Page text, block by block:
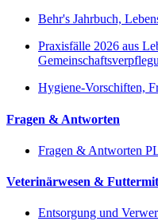
Behr's Jahrbuch,
Praxisfälle 2026 aus
Hygiene-Vorschiften,
Fragen & Antworten
Fragen & Antworten
Veterinärwesen &
Entsorgung und